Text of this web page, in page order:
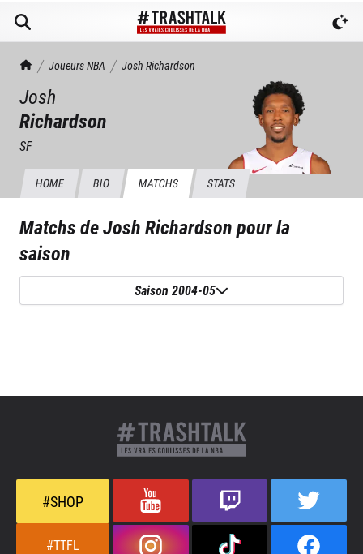
TrashTalk Actu NBA
Joueurs NBA Josh Richardson
Josh
Richardson
SF
HOME BIO MATCHS STATS
Matchs deJosh Richardsonpour la
saison
Saison 2004-05
#SHOP
#TTFL